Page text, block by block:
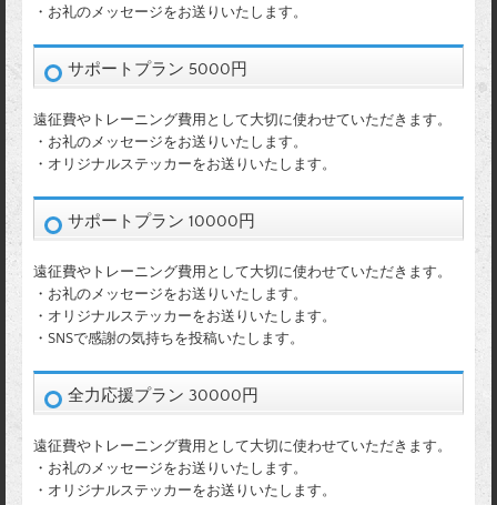
・お礼のメッセージをお送りいたします。
サポートプラン 5000円
遠征費やトレーニング費用として大切に使わせていただきます。
・お礼のメッセージをお送りいたします。
・オリジナルステッカーをお送りいたします。
サポートプラン 10000円
遠征費やトレーニング費用として大切に使わせていただきます。
・お礼のメッセージをお送りいたします。
・オリジナルステッカーをお送りいたします。
・SNSで感謝の気持ちを投稿いたします。
全力応援プラン 30000円
遠征費やトレーニング費用として大切に使わせていただきます。
・お礼のメッセージをお送りいたします。
・オリジナルステッカーをお送りいたします。